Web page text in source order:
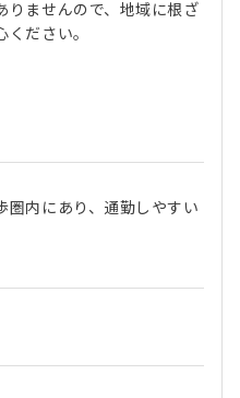
りませんので、地域に根ざ
ださい。
内にあり、通勤しやすい